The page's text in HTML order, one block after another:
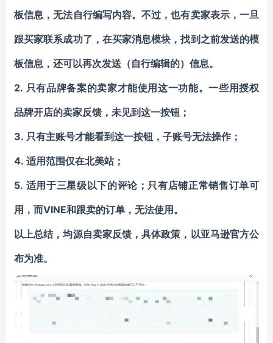
板信息，无法自行编写内容。不过，也有卖家表示，一旦
跟买家联系成功了，在买家消息模块，找到之前发送的模
板信息，还可以再次发送（自行编辑的）信息。
2. 只有品牌备案的卖家才能使用这一功能。一些用授权
品牌开店的卖家反馈，未见到这一按钮；
3. 只有主账号才能看到这一按钮，子账号无法操作；
4. 适用范围仅在北美站；
5. 适用于三星级以下的评论；只有店铺正常销售订单可
用，而VINE和跟卖的订单，无法使用。
以上总结，均源自卖家反馈，具体政策，以亚马逊官方公
布为准。